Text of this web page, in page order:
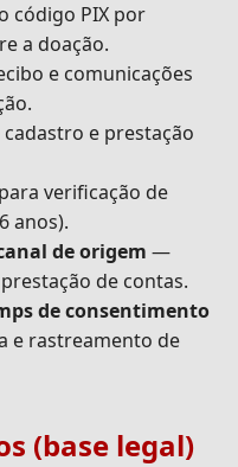
código PIX por
a doação.
e comunicações
e prestação
verificação de
anos).
de origem —
de contas.
de consentimento
e rastreamento de
(base legal)